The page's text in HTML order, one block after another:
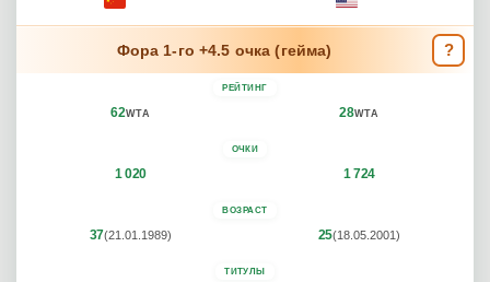
Фора 1-го +4.5 очка (гейма) ?
62WTA
РЕЙТИНГ
28WTA
1 020
ОЧКИ
1 724
37(21.01.1989)
ВОЗРАСТ
25(18.05.2001)
ТИТУЛЫ